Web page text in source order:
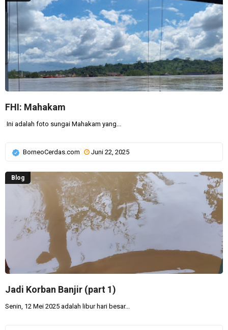
FHI: Mahakam
Ini adalah foto sungai Mahakam yang...
BorneoCerdas.com Juni 22, 2025
Jadi Korban Banjir (part 1)
Blog
Senin, 12 Mei 2025 adalah libur hari besar...